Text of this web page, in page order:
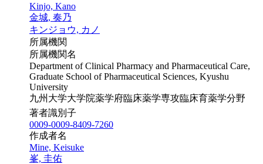
Kinjo, Kano
金城, 奏乃
キンジョウ, カノ
所属機関
所属機関名
Department of Clinical Pharmacy and Pharmaceutical Care,
Graduate School of Pharmaceutical Sciences, Kyushu
University
九州大学大学院薬学府臨床薬学専攻臨床育薬学分野
著者識別子
0009-0009-8409-7260
作成者名
Mine, Keisuke
峯, 圭佑